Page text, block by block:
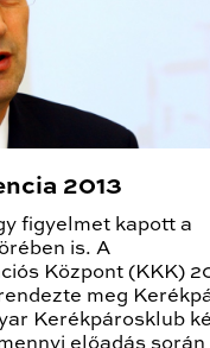
2013
figyelmet kapott a
is. A
Központ (KKK)
meg
Kerékpárosklub
előadás során